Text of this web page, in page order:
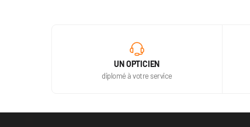
UN OPTICIEN
diplomé à votre service